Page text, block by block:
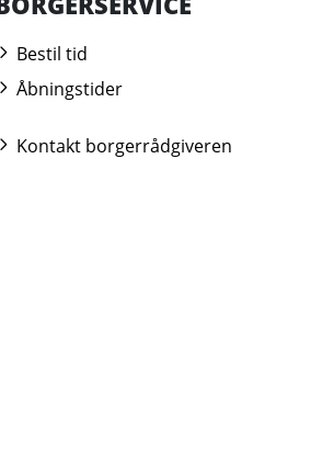
Bestil tid
Åbningstider
Kontakt borgerrådgiveren